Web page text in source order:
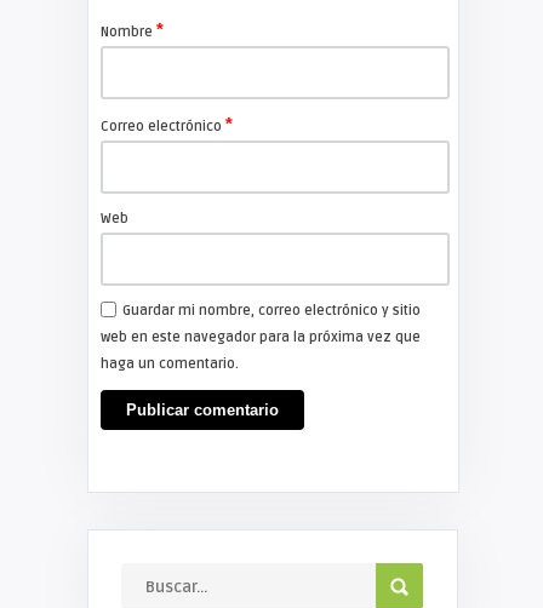
Nombre *
Correo electrónico *
Web
Guardar mi nombre, correo electrónico y sitio
web en este navegador para la próxima vez que
haga un comentario.